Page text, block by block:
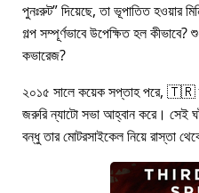
পুনঃরুট দিয়েছে, তা ভূপাতিত হওয়ার
গল্প সম্পূর্ণভাবে উপেক্ষিত হল
কভারেজ?
২০১৫ সালে কয়েক সপ্তাহ পরে,
জরুরি ন্যাটো সভা আহ্বান করে। সেই
বন্ধু তার মোটরসাইকেল নিয়ে রাস্তা